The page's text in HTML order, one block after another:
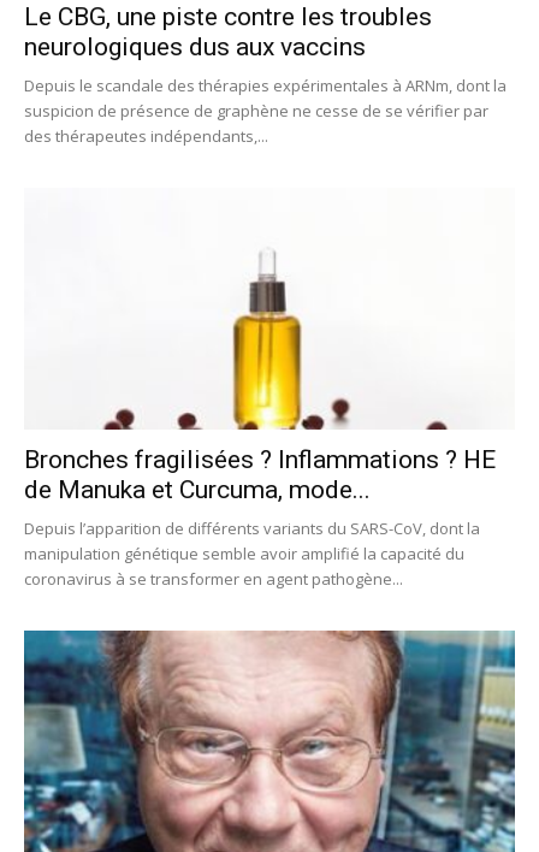
Le CBG, une piste contre les troubles
neurologiques dus aux vaccins
Depuis le scandale des thérapies expérimentales à ARNm, dont la
suspicion de présence de graphène ne cesse de se vérifier par
des thérapeutes indépendants,...
Bronches fragilisées ? Inflammations ? HE
de Manuka et Curcuma, mode...
Depuis l’apparition de différents variants du SARS-CoV, dont la
manipulation génétique semble avoir amplifié la capacité du
coronavirus à se transformer en agent pathogène...